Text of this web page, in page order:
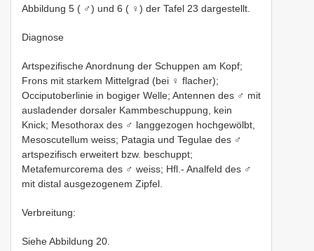
Abbildung 5 ( ♂) und 6 ( ♀) der Tafel 23 dargestellt.
Diagnose
Artspezifische Anordnung der Schuppen am Kopf;
Frons mit starkem Mittelgrad (bei ♀ flacher);
Occiputoberlinie in bogiger Welle; Antennen des ♂ mit
ausladender dorsaler Kammbeschuppung, kein
Knick; Mesothorax des ♂ langgezogen hochgewölbt,
Mesoscutellum weiss; Patagia und Tegulae des ♂
artspezifisch erweitert bzw. beschuppt;
Metafemurcorema des ♂ weiss; Hfl.- Analfeld des ♂
mit distal ausgezogenem Zipfel.
Verbreitung:
Siehe Abbildung 20.